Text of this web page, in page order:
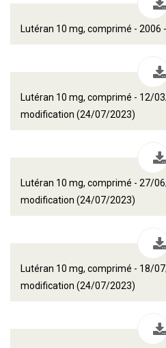
Lutéran 10 mg, comprimé -
Lutéran 10 mg, comprimé - 12/
modification (24/07/2023)
Lutéran 10 mg, comprimé - 27/
modification (24/07/2023)
Lutéran 10 mg, comprimé - 18/
modification (24/07/2023)